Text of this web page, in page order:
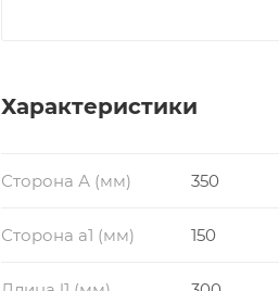
Характеристики
Сторона А (мм) 350
Сторона a1 (мм) 150